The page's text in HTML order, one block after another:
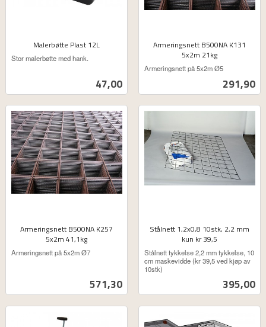
Malerbøtte Plast 12L
Pris
47,00
ekskl.
Stor malerbøtte med hank.
Armeringsnett B500NA K131
5x2m 21kg
Pris
291,90
ekskl.
Armeringsnett på 5x2m Ø5
Armeringsnett B500NA K257
5x2m 41,1kg
Pris
571,30
ekskl.
Armeringsnett på 5x2m Ø7
Stålnett 1,2x0,8 10stk, 2,2 mm
kun kr 39,5
Pris
395,00
ekskl.
mva.
Stålnett tykkelse 2,2 mm tykkelse, 10
cm maskevidde (kr 39,5 ved kjøp av
10stk)